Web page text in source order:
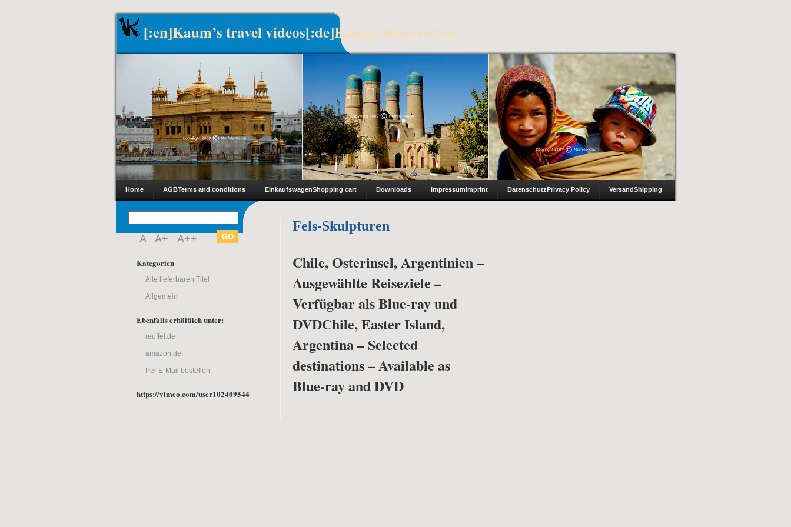
[:en]Kaum’s travel videos[:de]Kaums Reisevideos
Home AGBTerms and conditions EinkaufswagenShopping cart Downloads ImpressumImprint DatenschutzPrivacy Policy VersandShipping
A A+ A++
Kategorien
Alle lieferbaren Titel
Allgemein
Ebenfalls erhältlich unter:
reuffel.de
amazon.de
Per E-Mail bestellen
https://vimeo.com/user102409544
Fels-Skulpturen
Chile, Osterinsel, Argentinien –
Ausgewählte Reiseziele –
Verfügbar als Blue-ray und
DVDChile, Easter Island,
Argentina – Selected
destinations – Available as
Blue-ray and DVD